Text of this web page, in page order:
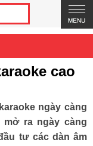
cao
ngày càng
ra ngày càng
tư các dàn âm